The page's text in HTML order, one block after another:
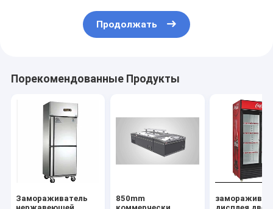
Продолжать
Порекомендованные Продукты
Замораживатель
850mm